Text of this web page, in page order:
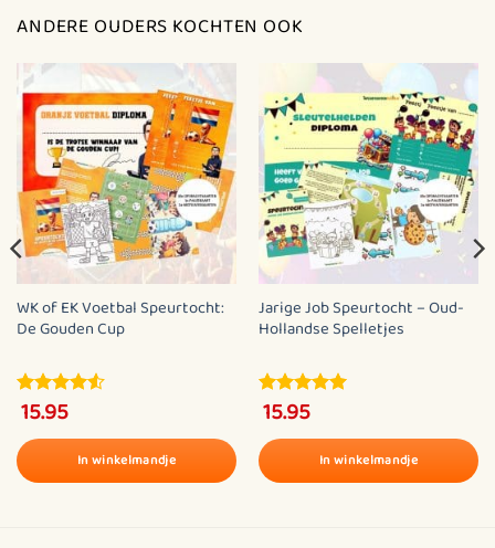
De spelopdrachten omvatten boeiende puzzels,
raadsels, uitdagende doe-opdracht(en) en meer. En
alsof dat nog niet genoeg is, bevat het pakket ook een
feestelijk diploma en kleurplaten om de speurtocht op
een creatieve en vrolijke manier af te sluiten. Alles wat je
nodig hebt voor een voetbalfeest ligt binnen
handbereik!
Benodigdheden:
Pen/stiften
Voetbal
Flessen
Krijt of pionnen
ANDERE OUDERS KOCHTEN OOK
WK of EK Voetbal Speurtocht:
De Gouden Cup
4.5out of
15.95
In winkelmandje
Jarige Job Speurtocht – Oud-
Hollandse Spelletjes
5.00out of
15.95
In winkelmandje